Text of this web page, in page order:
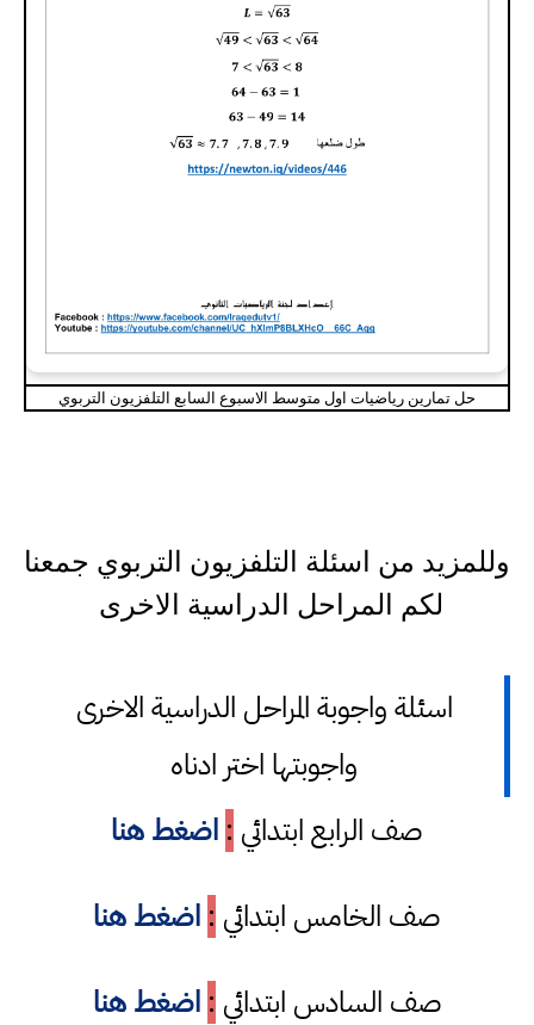
حل تمارين رياضيات اول متوسط الاسبوع السابع التلفزيون التربوي
وللمزيد من اسئلة التلفزيون التربوي جمعنا
لكم المراحل الدراسية الاخرى
اسئلة واجوبة المراحل الدراسية الاخرى
واجوبتها اختر ادناه
صف الرابع ابتدائي : اضغط هنا
صف الخامس ابتدائي : اضغط هنا
صف السادس ابتدائي : اضغط هنا